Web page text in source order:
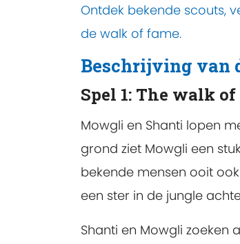
Ontdek bekende scouts,
de walk of fame.
Beschrijving van
Spel 1: The walk
Mowgli en Shanti lopen
grond ziet Mowgli een
bekende mensen ooit
een ster in de jungle
Shanti en Mowgli zoeken